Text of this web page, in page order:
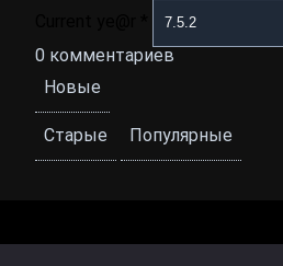
0 комментариев
Новые
Старые Популярные